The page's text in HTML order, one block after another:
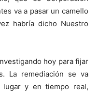
va a pasar un camello
habría dicho Nuestro
hoy para fijar
La remediación se va
lugar y en tiempo real,